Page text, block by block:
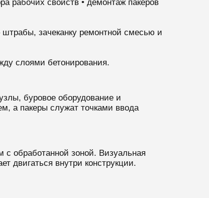
рабочих свойств • демонтаж пакеров
штрабы, зачеканку ремонтной смесью и
слоями бетонирования.
буровое оборудование и
а пакеры служат точками ввода
с обработанной зоной. Визуальная
двигаться внутри конструкции.